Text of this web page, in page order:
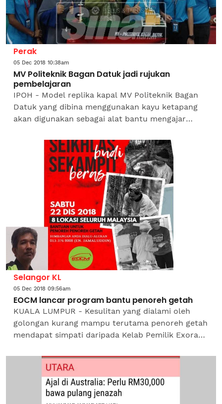
Perak
05 Dec 2018 10:38am
MV Politeknik Bagan Datuk jadi rujukan
pembelajaran
IPOH - Model replika kapal MV Politeknik Bagan
Datuk yang dibina menggunakan kayu ketapang
akan digunakan sebagai alat bantu mengajar
Kapal.Pengarah...
Selangor KL
05 Dec 2018 09:56am
EOCM lancar program bantu penoreh getah
KUALA LUMPUR - Kesulitan yang dialami oleh
golongan kurang mampu terutama penoreh getah
mendapat simpati daripada Kelab Pemilik Exora
amal ke lapan buah...